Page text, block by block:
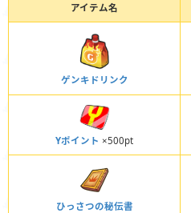
アイテム名
ゲンキドリンク
Yポイント ×500pt
ひっさつの秘伝書